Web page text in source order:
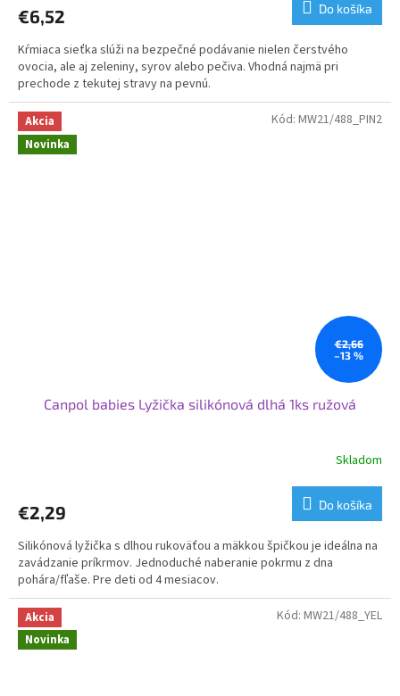
€6,52 Do košíka
Kŕmiaca sieťka slúži na bezpečné podávanie nielen čerstvého
ovocia, ale aj zeleniny, syrov alebo pečiva. Vhodná najmä pri
prechode z tekutej stravy na pevnú.
Akcia
Novinka
€2,66
–13 %
Canpol babies Lyžička silikónová dlhá 1ks ružová
Skladom
€2,29 Do košíka
Silikónová lyžička s dlhou rukoväťou a mäkkou špičkou je ideálna na
zavádzanie príkrmov. Jednoduché naberanie pokrmu z dna
pohára/fľaše. Pre deti od 4 mesiacov.
Kód: MW21/488_PIN2
Akcia
Novinka
Kód: MW21/488_YEL